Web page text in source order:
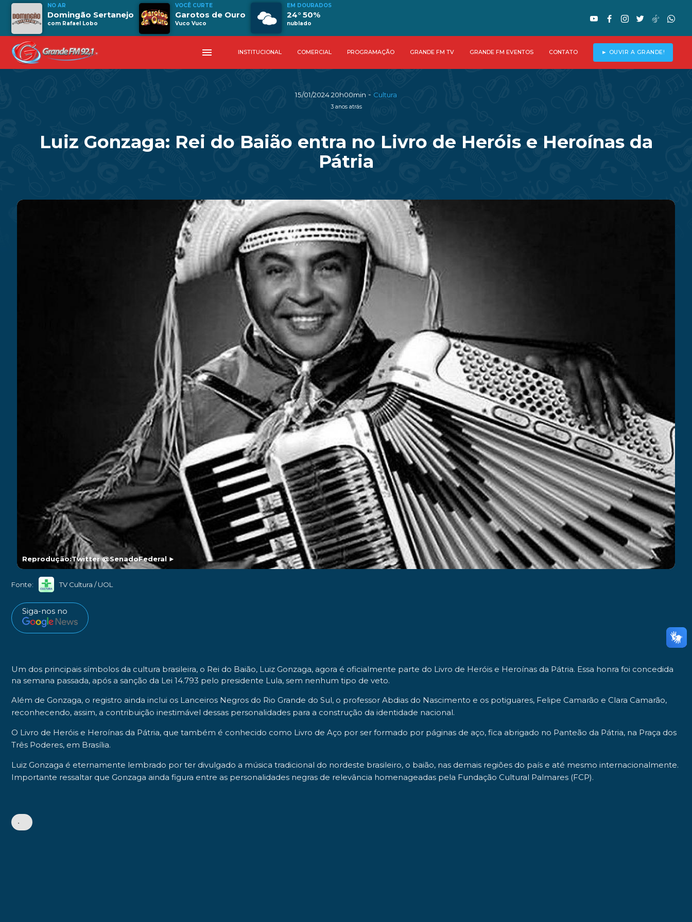
NO AR
Domingão Sertanejo
com Rafael Lobo
VOCÊ CURTE
Garotos de Ouro
Vuco Vuco
EM DOURADOS
24° 50%
nublado
menu INSTITUCIONAL COMERCIAL PROGRAMAÇÃO GRANDE FM TV GRANDE FM EVENTOS CONTATO ► OUVIR A GRANDE!
15/01/2024 20h00min - Cultura
3 anos atrás
Luiz Gonzaga: Rei do Baião entra no Livro de Heróis e Heroínas da
Pátria
Reprodução:Twitter @SenadoFederal ►
Fonte: TV Cultura / UOL
Siga-nos no
Um dos principais símbolos da cultura brasileira, o Rei do Baião, Luiz Gonzaga, agora é oficialmente parte do Livro de Heróis e Heroínas da Pátria. Essa honra foi concedida
na semana passada, após a sanção da Lei 14.793 pelo presidente Lula, sem nenhum tipo de veto.
Além de Gonzaga, o registro ainda inclui os Lanceiros Negros do Rio Grande do Sul, o professor Abdias do Nascimento e os potiguares, Felipe Camarão e Clara Camarão,
reconhecendo, assim, a contribuição inestimável dessas personalidades para a construção da identidade nacional.
O Livro de Heróis e Heroínas da Pátria, que também é conhecido como Livro de Aço por ser formado por páginas de aço, fica abrigado no Panteão da Pátria, na Praça dos
Três Poderes, em Brasília.
Luiz Gonzaga é eternamente lembrado por ter divulgado a música tradicional do nordeste brasileiro, o baião, nas demais regiões do país e até mesmo internacionalmente.
Importante ressaltar que Gonzaga ainda figura entre as personalidades negras de relevância homenageadas pela Fundação Cultural Palmares (FCP).
•